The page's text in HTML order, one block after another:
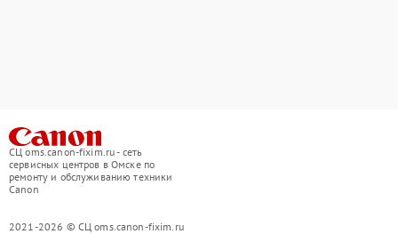
СЦ oms.canon-fixim.ru - сеть
сервисных центров в Омске по
ремонту и обслуживанию техники
Canon
2021-2026 © СЦ oms.canon-fixim.ru